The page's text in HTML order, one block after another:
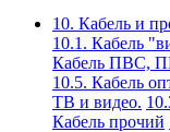
10. Кабель и
10.1. Кабель
Кабель ПВС,
10.5. Кабель
ТВ и видео.
Кабель прочий